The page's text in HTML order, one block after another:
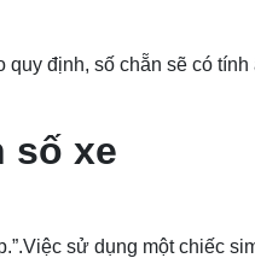
định, số chẵn sẽ có
số xe
sử dụng một chiếc